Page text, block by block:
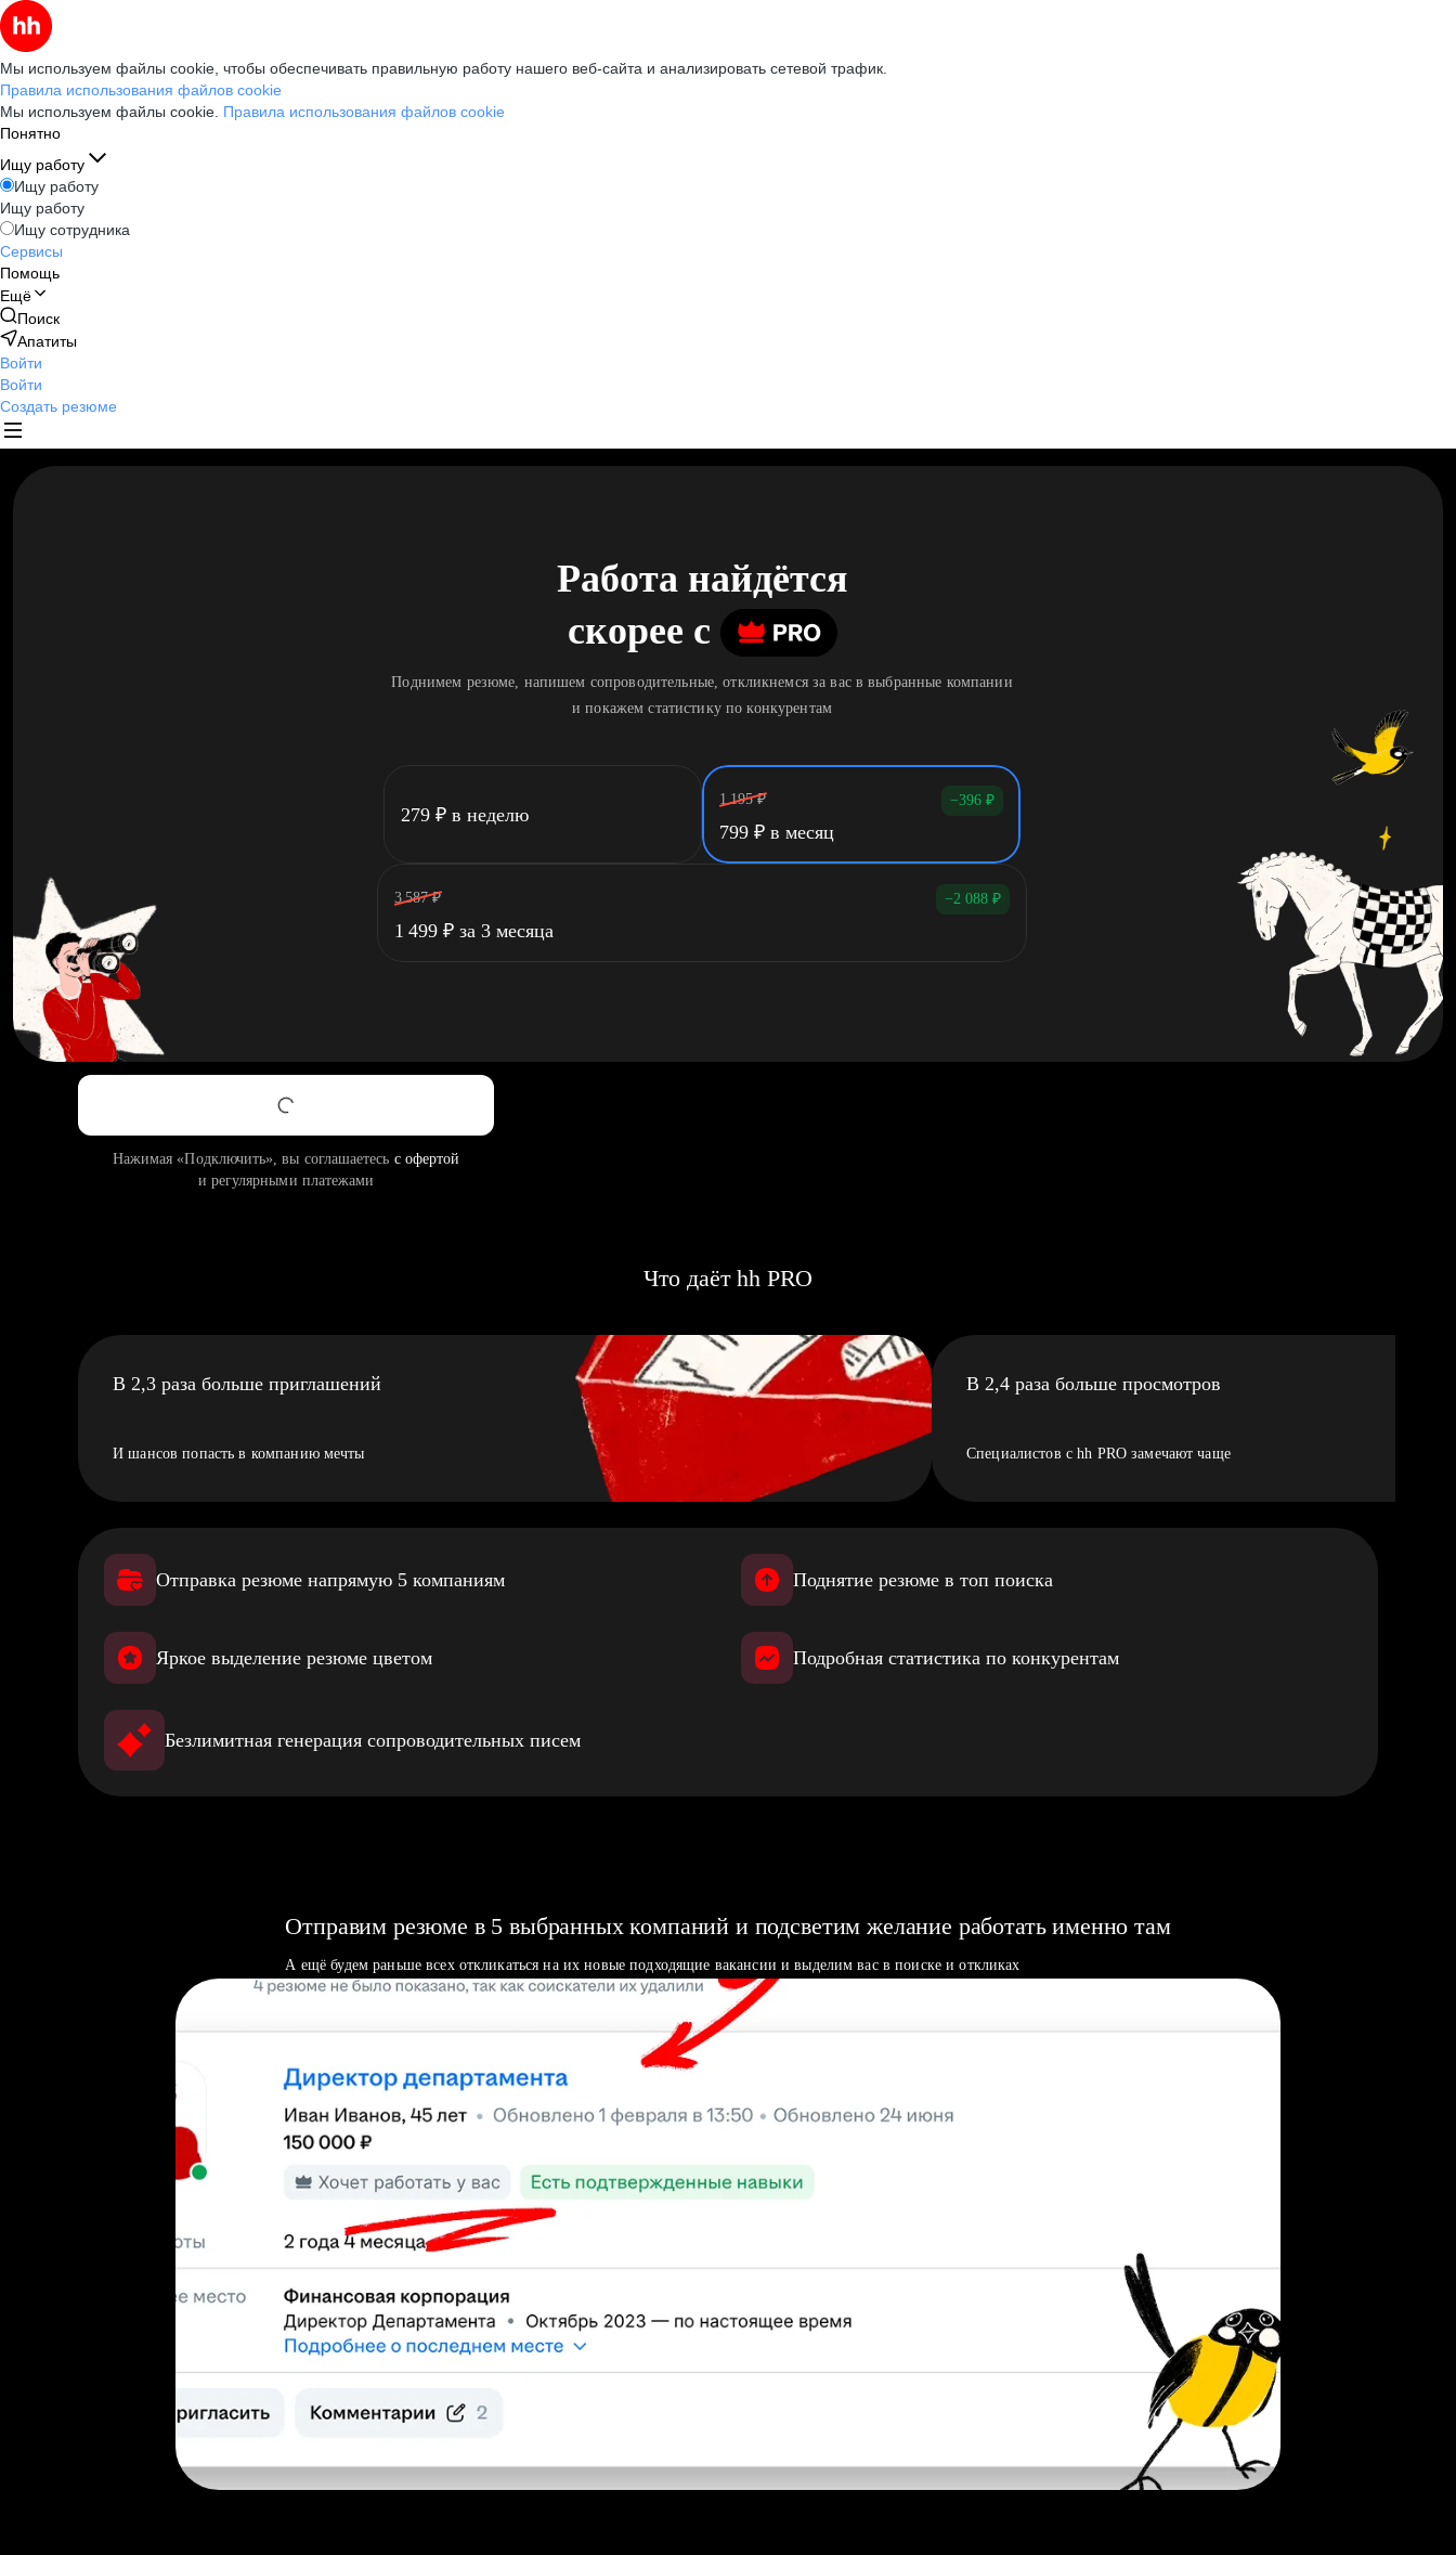
Мы используем файлы cookie, чтобы обеспечивать правильную работу нашего веб-сайта и анализировать сетевой трафик.
Правила использования файлов cookie
Мы используем файлы cookie. Правила использования файлов cookie
Понятно
Ищу работу
Ищу работу
Ищу работу
Ищу сотрудника
Сервисы
Помощь
Ещё
Поиск
Апатиты
Войти
Войти
Создать резюме
Работа найдётся
скорее c
Поднимем резюме, напишем сопроводительные, откликнемся за вас в выбранные компании
и покажем статистику по конкурентам
279 ₽ в неделю
1 195 ₽ −396 ₽
799 ₽ в месяц
3 587 ₽ −2 088 ₽
1 499 ₽ за 3 месяца
Нажимая «Подключить», вы соглашаетесь с офертой
и регулярными платежами
Что даёт hh PRO
В 2,3 раза больше приглашений
И шансов попасть в компанию мечты
В 2,4 раза больше просмотров
Специалистов с hh PRO замечают чаще
Отправка резюме напрямую 5 компаниям Поднятие резюме в топ поиска
Яркое выделение резюме цветом Подробная статистика по конкурентам
Безлимитная генерация сопроводительных писем
Отправим резюме в 5 выбранных компаний и подсветим желание работать именно там
А ещё будем раньше всех откликаться на их новые подходящие вакансии и выделим вас в поиске и откликах